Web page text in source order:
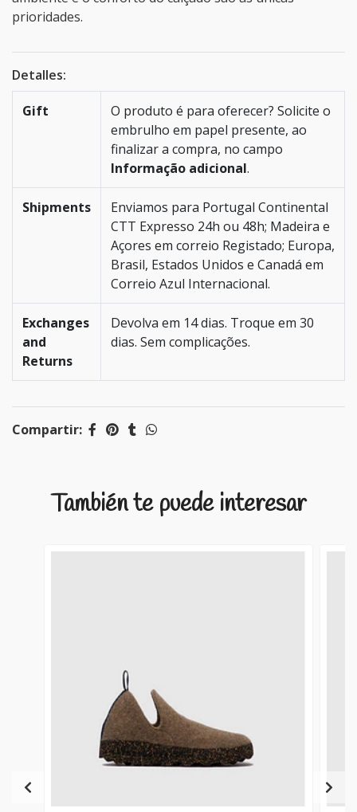
prioridades.
Detalles:
Gift
O produto é para oferecer? Solicite o
embrulho em papel presente, ao
finalizar a compra, no campo
Informação adicional.
Shipments
Enviamos para Portugal Continental
CTT Expresso 24h ou 48h; Madeira e
Açores em correio Registado; Europa,
Brasil, Estados Unidos e Canadá em
Correio Azul Internacional.
Exchanges
and
Returns
Devolva em 14 dias. Troque em 30
dias. Sem complicações.
Compartir:
También te puede interesar